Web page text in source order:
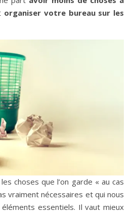
organiser votre bureau sur les
choses que l’on garde « au cas
vraiment nécessaires et qui nous
essentiels. Il vaut mieux